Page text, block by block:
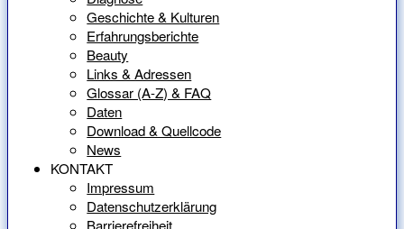
Geschichte & Kulturen
Erfahrungsberichte
Beauty
Links & Adressen
Glossar (A-Z) & FAQ
Daten
Download & Quellcode
News
KONTAKT
Impressum
Datenschutzerklärung
Barrierefreiheit